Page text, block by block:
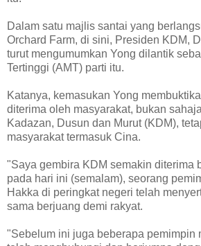
Dalam satu majlis santai yang
Orchard Farm, di sini, Presiden KDM,
turut mengumumkan Yong dilantik
Tertinggi (AMT) parti itu.
Katanya, kemasukan Yong
diterima oleh masyarakat, bukan
Kadazan, Dusun dan Murut (KDM),
masyarakat termasuk Cina.
"Saya gembira KDM semakin diterima
pada hari ini (semalam), seorang
Hakka di peringkat negeri telah
sama berjuang demi rakyat.
"Sebelum ini juga beberapa pemimpin